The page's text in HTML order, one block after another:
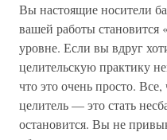
Вы настоящие носители
вашей работы
уровне. Если вы вдруг
целительскую практику
что это очень просто.
целитель — это стать
остановится. Вы не